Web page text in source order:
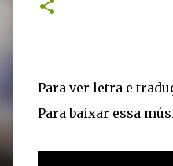
Para ver letra e
Para baixar essa